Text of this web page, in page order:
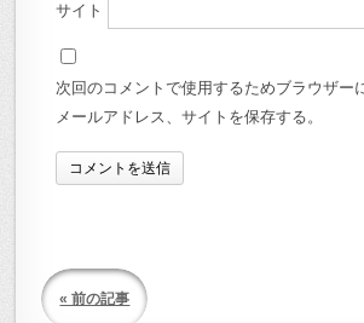
サイト
次回のコメントで使用するためブラウザー
メールアドレス、サイトを保存する。
« 前の記事